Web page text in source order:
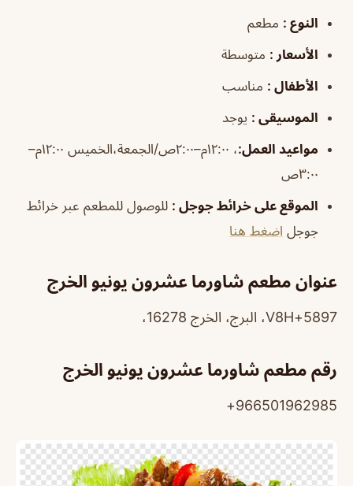
النوع : مطعم
الأسعار : متوسطة
الأطفال : مناسب
الموسيقى : يوجد
مواعيد العمل:
، ١٢:٠٠م–٢:٠٠ص/الجمعة،الخميس ١٢:٠٠م–
٣:٠٠ص
الموقع على خرائط جوجل : للوصول للمطعم عبر خرائط
جوجل اضغط هنا
عنوان مطعم شاورما عشرون يونيو الخرج
5897+V8H، البرج، الخرج 16278،
رقم مطعم شاورما عشرون يونيو الخرج
966501962985+